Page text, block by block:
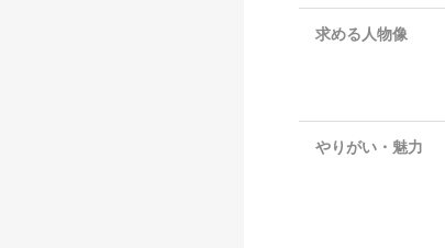
求める人物像
やりがい・魅力